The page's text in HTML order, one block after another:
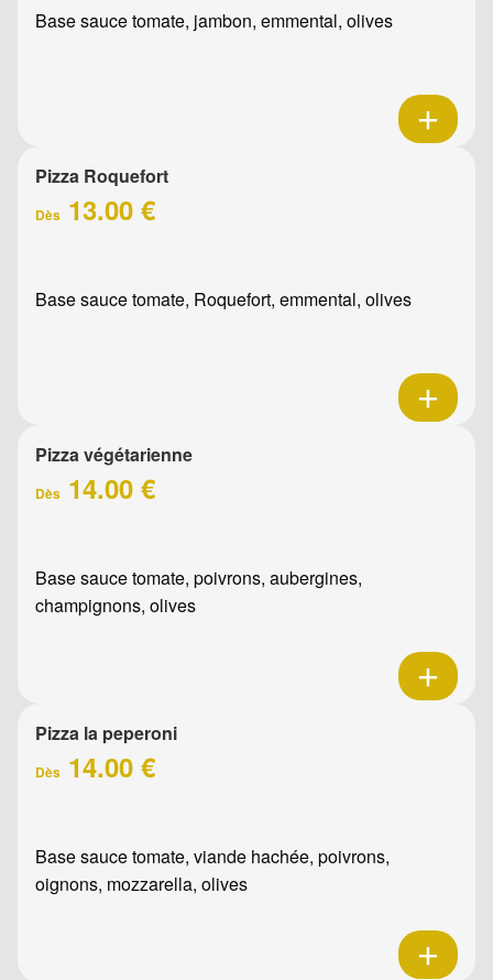
Base sauce tomate, jambon, emmental, olives
Pizza Roquefort
Dès 13.00 €
Base sauce tomate, Roquefort, emmental, olives
Pizza végétarienne
Dès 14.00 €
Base sauce tomate, poivrons, aubergines,
champignons, olives
Pizza la peperoni
Dès 14.00 €
Base sauce tomate, viande hachée, poivrons,
oignons, mozzarella, olives